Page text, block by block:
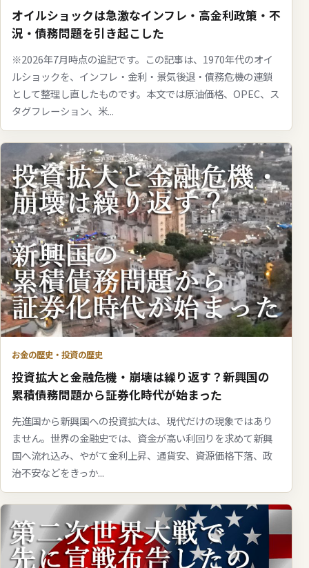
オイルショックは急激なインフレ・高金利政策・不
況・債務問題を引き起こした
※2026年7月時点の追記です。この記事は、1970年代のオイ
ルショックを、インフレ・金利・景気後退・債務危機の連鎖
として整理し直したものです。本文では原油価格、OPEC、ス
タグフレーション、米...
お金の歴史・投資の歴史
投資拡大と金融危機・崩壊は繰り返す？新興国の
累積債務問題から証券化時代が始まった
先進国から新興国への投資拡大は、現代だけの現象ではあり
ません。世界の金融史では、資金が高い利回りを求めて新興
国へ流れ込み、やがて金利上昇、通貨安、資源価格下落、政
治不安などをきっか...